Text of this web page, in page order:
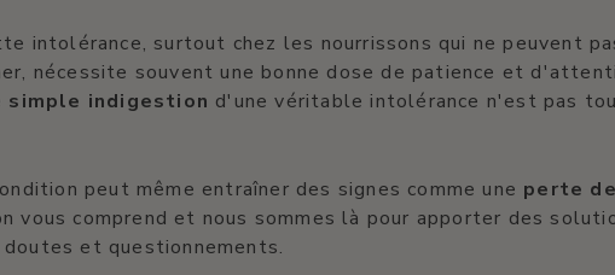
intolérance, surtout chez les nourrissons qui ne peuvent
nécessite souvent une bonne dose de patience et
simple indigestion d'une véritable intolérance n'est pas
peut même entraîner des signes comme une perte
vous comprend et nous sommes là pour apporter des
et questionnements.